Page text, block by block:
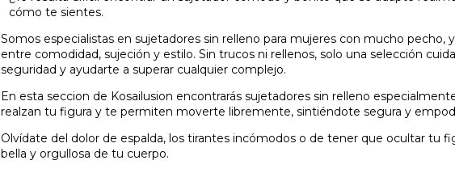
cómo te sientes.
Somos especialistas en sujetadores sin relleno para mujeres con mucho
entre comodidad, sujeción y estilo. Sin trucos ni rellenos, solo una selección
seguridad y ayudarte a superar cualquier complejo.
En esta seccion de Kosailusion encontrarás sujetadores sin relleno
realzan tu figura y te permiten moverte libremente, sintiéndote segura y
Olvídate del dolor de espalda, los tirantes incómodos o de tener que ocultar tu
bella y orgullosa de tu cuerpo.